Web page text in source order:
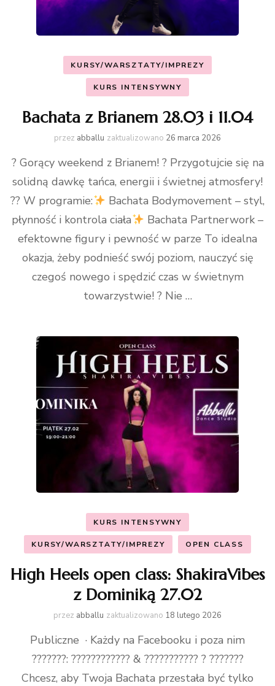
KURSY/WARSZTATY/IMPREZY
KURS INTENSYWNY
Bachata z Brianem 28.03 i 11.04
przez abballu zaktualizowano 26 marca 2026
? Gorący weekend z Brianem! ? Przygotujcie się na
solidną dawkę tańca, energii i świetnej atmosfery!
?? W programie:
Bachata Bodymovement – styl,
płynność i kontrola ciała
Bachata Partnerwork –
efektowne figury i pewność w parze To idealna
okazja, żeby podnieść swój poziom, nauczyć się
czegoś nowego i spędzić czas w świetnym
towarzystwie! ? Nie …
KURS INTENSYWNY
KURSY/WARSZTATY/IMPREZY OPEN CLASS
High Heels open class: ShakiraVibes
z Dominiką 27.02
przez abballu zaktualizowano 18 lutego 2026
Publiczne · Każdy na Facebooku i poza nim
???????: ???????????? & ??????????? ? ???????
Chcesz, aby Twoja Bachata przestała być tylko